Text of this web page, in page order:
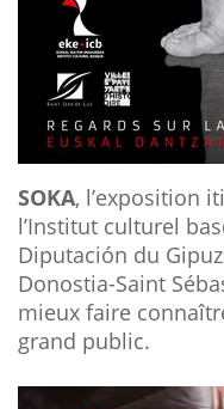
SOKA, l’exposition
l’Institut culturel
Diputación du
Donostia-Saint
mieux faire
grand public.